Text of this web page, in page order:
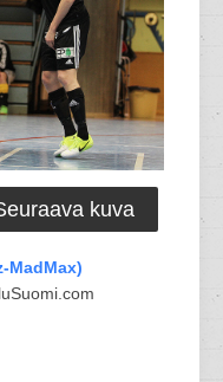
kuva
MadMax)